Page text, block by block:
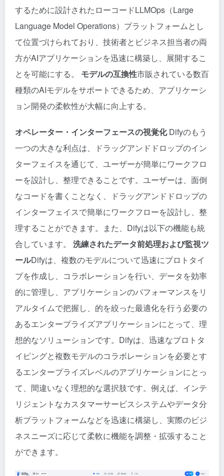
するために設計されたローコードLLMOps（Large
Language Model Operations）プラットフォームとし
て位置づけられており、技術者とビジネス担当者の両
方がAIアプリケーションを迅速に構築し、展開するこ
とを可能にする。 モデルの互換性市販されている数百
種類のAIモデルをサポートできるため、アプリケーシ
ョン開発の柔軟性が大幅に向上する。
オペレーター・インターフェースの視覚化Difyのもう
一つの大きな利点は、ドラッグアンドドロップのイン
ターフェイスを通じて、ユーザーが簡単にワークフロ
ーを設計し、整理できることです。ユーザーは、面倒
なコードを書くことなく、ドラッグアンドドロップの
インターフェイスで簡単にワークフローを設計し、整
理することができます。また、Difyは以下の機能も統
合しています。 洗練されたデータ前処理および監視ツ
ールDifyは、複数のモデルについて迅速にプロトタイ
プを作成し、コラボレーションを行い、データを効率
的に管理し、アプリケーションのパフォーマンスをリ
アルタイムで把握し、的を絞った最適化を行う必要の
あるエンタープライズアプリケーションにとって、理
想的なソリューションです。Difyは、迅速なプロトタ
イピングと複数モデルのコラボレーションを必要とす
るエンタープライズレベルのアプリケーションにとっ
て、間違いなく理想的な選択肢です。例えば、インテ
リジェントなカスタマーサービスシステムやデータ分
析プラットフォームなどを迅速に構築し、実際のビジ
ネスニーズに応じて柔軟に機能を調整・拡張すること
ができます。